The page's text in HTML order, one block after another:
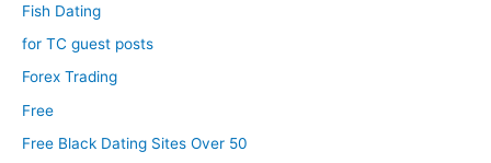
Fish Dating
for TC guest posts
Forex Trading
Free
Free Black Dating Sites Over 50